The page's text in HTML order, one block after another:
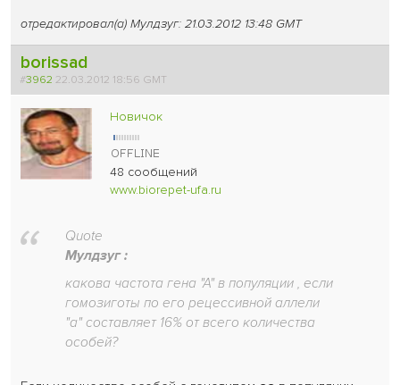
отредактировал(а) Мулдзуг: 21.03.2012 13:48 GMT
borissad
#3962 22.03.2012 18:56 GMT
Новичок
48 сообщений
www.biorepet-ufa.ru
Quote
Мулдзуг :
какова частота гена "А" в популяции , если
гомозиготы по его рецессивной аллели
"а" составляет 16% от всего количества
особей?